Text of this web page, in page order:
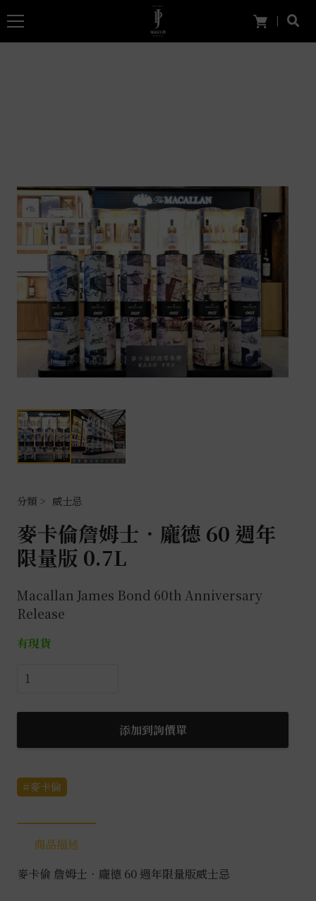
威士忌
麥卡倫詹姆士．龐德 60 週年
限量版 0.7L
Macallan James Bond 60th Anniversary
Release
有現貨
麥
倫
姆
龐
德
60
限
添加到詢價單
麥卡倫
商品描述
麥卡倫 詹姆士．龐德 60 週年限量版威士忌​